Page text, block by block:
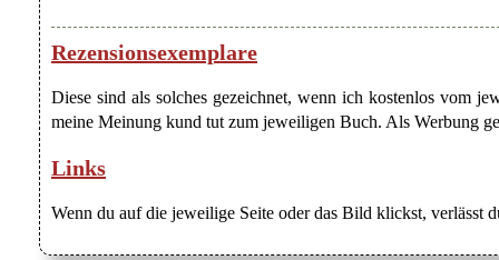
Rezensionsexemplare
Diese sind als solches gezeichnet, wenn ich kostenlos vom
meine Meinung kund tut zum jeweiligen Buch. Als Werbung
Links
Wenn du auf die jeweilige Seite oder das Bild klickst, verlässt